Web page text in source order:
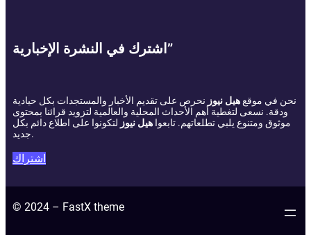
اشترك في النشرة الإخبارية”
نحن في موقعهيل نيوز نحرص على تقديم الأخبار والمستجدات بكل حيادية
ودقة. نسعى لتغطية أهم الأحداث المحلية والعالمية لتزويد قرائنا بمحتوى
موثوق ومتنوع يلبي تطلعاتهم. تابعوا هيل نيوز لتكونوا على اطلاع دائم بكل
جديد.
اشتراك
© 2024 – FastX theme